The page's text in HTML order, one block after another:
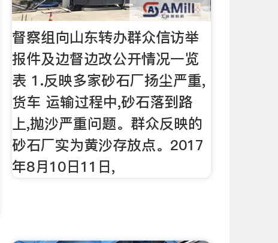
督察组向山东转办群众信访举
报件及边督边改公开情况一览
表 1.反映多家砂石厂扬尘严重,
货车 运输过程中,砂石落到路
上,抛沙严重问题。群众反映的
砂石厂实为黄沙存放点。2017
年8月10日11日,